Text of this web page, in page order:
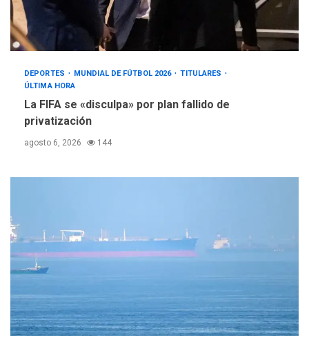
DEPORTES MUNDIAL DE FÚTBOL 2026
TITULARES
ÚLTIMA HORA
La FIFA se «disculpa» por plan fallido de
privatización
agosto 6, 2026 144